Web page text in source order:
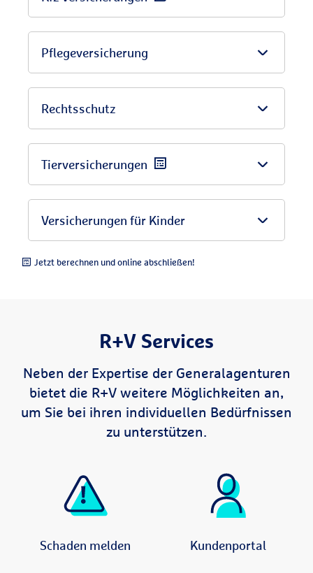
Pflegeversicherung
Rechtsschutz
Tierversicherungen
Versicherungen für Kinder
Jetzt berechnen und online abschließen!
R+V Services
Neben der Expertise der Generalagenturen
bietet die R+V weitere Möglichkeiten an,
um Sie bei ihren individuellen Bedürfnissen
zu unterstützen.
Schaden melden Kundenportal